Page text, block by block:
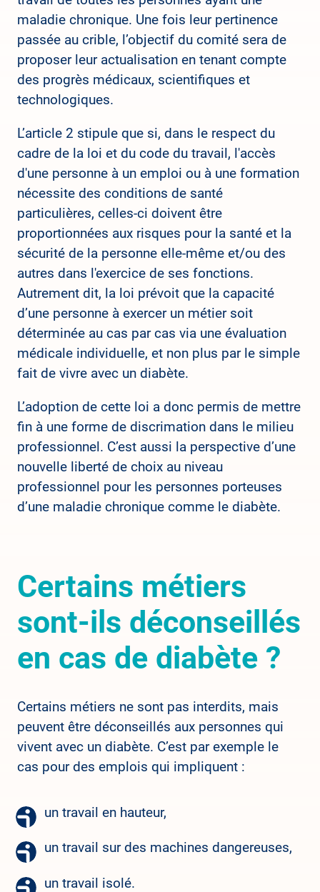
maladie chronique. Une fois leur pertinence
passée au crible, l’objectif du comité sera de
proposer leur actualisation en tenant compte
des progrès médicaux, scientifiques et
technologiques.
L’article 2 stipule que si, dans le respect du
cadre de la loi et du code du travail, l'accès
d'une personne à un emploi ou à une formation
nécessite des conditions de santé
particulières, celles-ci doivent être
proportionnées aux risques pour la santé et la
sécurité de la personne elle-même et/ou des
autres dans l'exercice de ses fonctions.
Autrement dit, la loi prévoit que la capacité
d’une personne à exercer un métier soit
déterminée au cas par cas via une évaluation
médicale individuelle, et non plus par le simple
fait de vivre avec un diabète.
L’adoption de cette loi a donc permis de mettre
fin à une forme de discrimation dans le milieu
professionnel. C’est aussi la perspective d’une
nouvelle liberté de choix au niveau
professionnel pour les personnes porteuses
d’une maladie chronique comme le diabète.
Certains métiers
sont-ils déconseillés
en cas de diabète ?
Certains métiers ne sont pas interdits, mais
peuvent être déconseillés aux personnes qui
vivent avec un diabète. C’est par exemple le
cas pour des emplois qui impliquent :
un travail en hauteur,
un travail sur des machines dangereuses,
un travail isolé.